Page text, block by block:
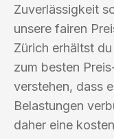
Zuverlässigkeit
unsere fairen
Zürich erhältst
zum besten
verstehen, dass
Belastungen
daher eine